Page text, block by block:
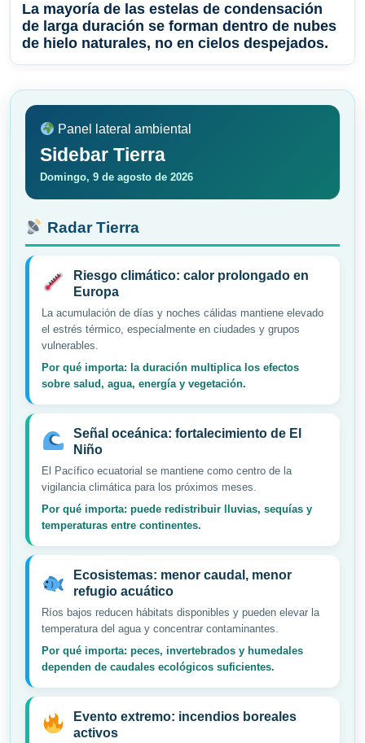
La mayoría de las estelas de condensación
de larga duración se forman dentro de nubes
de hielo naturales, no en cielos despejados.
Panel lateral ambiental
Sidebar Tierra
Domingo, 9 de agosto de 2026
Radar Tierra
Riesgo climático: calor prolongado en
Europa
La acumulación de días y noches cálidas mantiene elevado
el estrés térmico, especialmente en ciudades y grupos
vulnerables.
Por qué importa: la duración multiplica los efectos
sobre salud, agua, energía y vegetación.
Señal oceánica: fortalecimiento de El
Niño
El Pacífico ecuatorial se mantiene como centro de la
vigilancia climática para los próximos meses.
Por qué importa: puede redistribuir lluvias, sequías y
temperaturas entre continentes.
Ecosistemas: menor caudal, menor
refugio acuático
Ríos bajos reducen hábitats disponibles y pueden elevar la
temperatura del agua y concentrar contaminantes.
Por qué importa: peces, invertebrados y humedales
dependen de caudales ecológicos suficientes.
Evento extremo: incendios boreales
activos